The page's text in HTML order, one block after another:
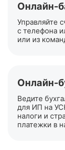
Онлайн-
Управляйте
с телефона
или из
Онлайн-
Ведите
для ИП на
налоги и
платежки в